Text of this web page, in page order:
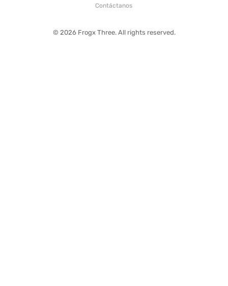
Contáctanos
© 2026 Frogx Three. All rights reserved.